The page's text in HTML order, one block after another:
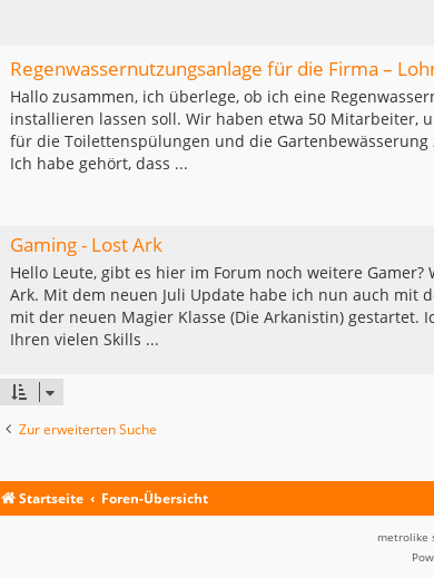
Regenwassernutzungsanlage für die Firma –
Hallo zusammen, ich überlege, ob ich eine
installieren lassen soll. Wir haben etwa 50 Mitarbeiter,
für die Toilettenspülungen und die
Ich habe gehört, dass ...
Gaming - Lost Ark
Hello Leute, gibt es hier im Forum noch weitere
Ark. Mit dem neuen Juli Update habe ich nun auch mit
mit der neuen Magier Klasse (Die Arkanistin) gestartet.
Ihren vielen Skills ...
Zur erweiterten Suche
Startseite Foren-Übersicht
metrolike